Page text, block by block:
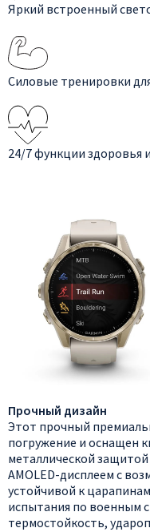
Яркий встроенный
Силовые тренировки
24/7 функции здоровья
Прочный дизайн
Этот прочный
погружение и оснащен
металлической
AMOLED-дисплеем с
устойчивой к
испытания по военным
термостойкость,